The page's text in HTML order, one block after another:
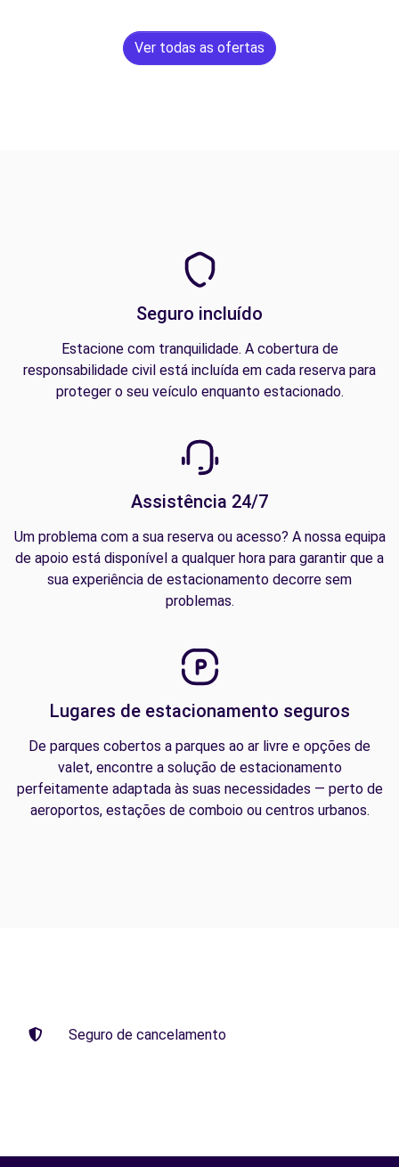
Ver todas as ofertas
Seguro incluído
Estacione com tranquilidade. A cobertura de
responsabilidade civil está incluída em cada reserva para
proteger o seu veículo enquanto estacionado.
Assistência 24/7
Um problema com a sua reserva ou acesso? A nossa equipa
de apoio está disponível a qualquer hora para garantir que a
sua experiência de estacionamento decorre sem
problemas.
Lugares de estacionamento seguros
De parques cobertos a parques ao ar livre e opções de
valet, encontre a solução de estacionamento
perfeitamente adaptada às suas necessidades — perto de
aeroportos, estações de comboio ou centros urbanos.
Seguro de cancelamento